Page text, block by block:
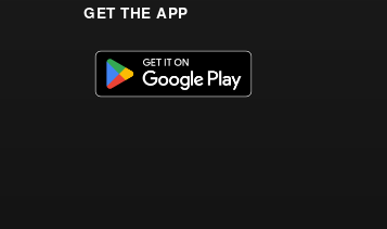
GET THE APP